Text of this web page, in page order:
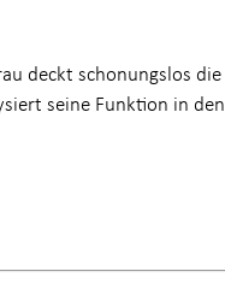
deckt schonungslos
seine Funktion in